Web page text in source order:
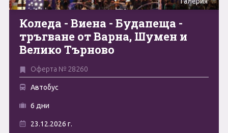
Май
Юни
Август
Октомври
0894 466 775 Форма за запитване
Коледа - Виена - Будапеща -
тръгване от Варна, Шумен и
Велико Търново
Оферта № 28260
Автобус
6 дни
23.12.2026 г.